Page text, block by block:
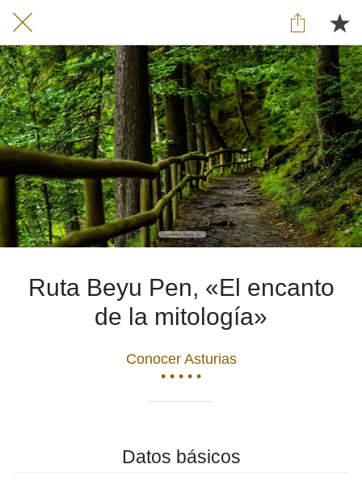
Ruta Beyu Pen, «El encanto
de la mitología»
Conocer Asturias
• • • • •
Datos básicos